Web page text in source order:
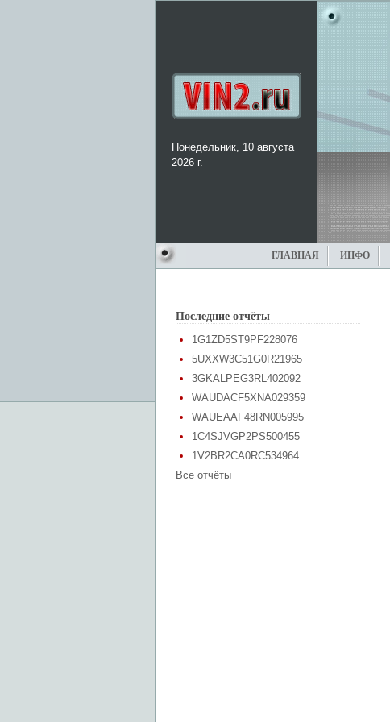
Понедельник, 10 августа
2026 г.
ГЛАВНАЯ ИНФО
Последние отчёты
1G1ZD5ST9PF228076
5UXXW3C51G0R21965
3GKALPEG3RL402092
WAUDACF5XNA029359
WAUEAAF48RN005995
1C4SJVGP2PS500455
1V2BR2CA0RC534964
Все отчёты